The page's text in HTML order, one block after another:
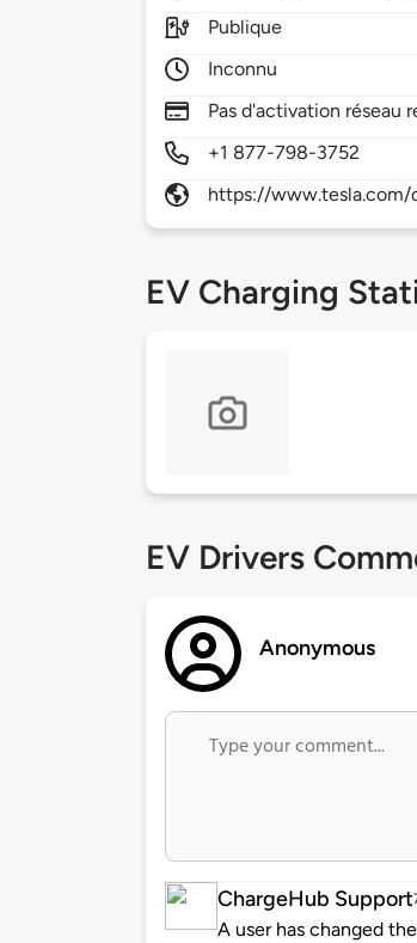
Publique
Inconnu
Pas d'activation réseau
+1 877-798-3752
https://www.tesla.com/
EV Charging
EV Drivers
Anonymous
ChargeHub Support
A user has changed